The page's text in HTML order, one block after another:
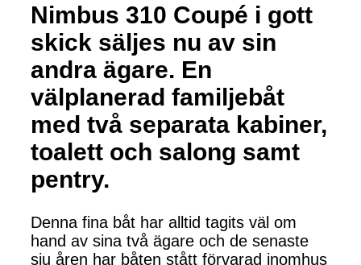
Nimbus 310 Coupé i gott
skick säljes nu av sin
andra ägare. En
välplanerad familjebåt
med två separata kabiner,
toalett och salong samt
pentry.
Denna fina båt har alltid tagits väl om
hand av sina två ägare och de senaste
sju åren har båten stått förvarad inomhus